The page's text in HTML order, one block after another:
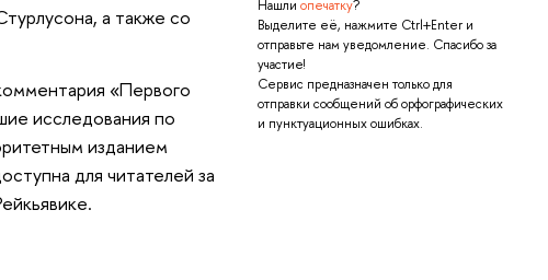
Нашли опечатку?
Выделите её, нажмите Ctrl+Enter и
отправьте нам уведомление. Спасибо за
участие!
Сервис предназначен только для
отправки сообщений об орфографических
и пунктуационных ошибках.
а также со
«Первого
исследования по
изданием
для читателей за